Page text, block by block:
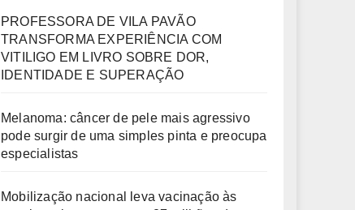
PROFESSORA DE VILA PAVÃO
TRANSFORMA EXPERIÊNCIA COM
VITILIGO EM LIVRO SOBRE DOR,
IDENTIDADE E SUPERAÇÃO
Melanoma: câncer de pele mais agressivo
pode surgir de uma simples pinta e preocupa
especialistas
Mobilização nacional leva vacinação às